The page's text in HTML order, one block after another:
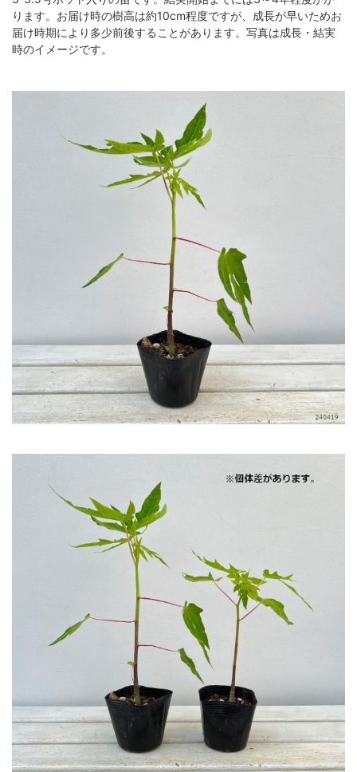
ります。お届け時の樹高は約10cm程度ですが、成長が早いためお
届け時期により多少前後することがあります。写真は成長・結実
時のイメージです。